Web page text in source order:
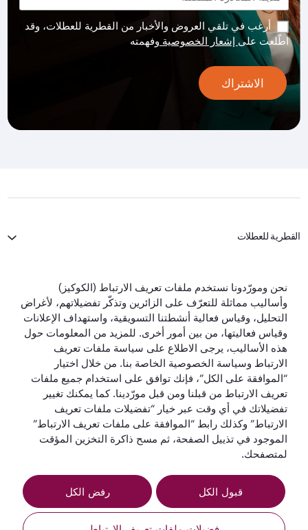
أرغب في تلقي العروض والأخبار من القطرية للعطلات، وقد
اطّلعت على إشعار الخصوصية وفهمته
الاشتراك
القطرية للعطلات
تواصل معنا
أفضل شركة طيران
في العالم
أفضل درجة رجال
أعمال في العالم
أفضل صالة لدرجة
رجال الأعمال في
العالم
أفضل شركة طيران
في الشرق الأوسط
والأحكام
سياسة ملفات تعريف
الارتباط
إشعار
الخصوصية
نحن ومورّدونا نستخدم ملفات تعريف الارتباط (الكوكيز)
وأساليب مماثلة للتعرّف على الزائرين وتذكّر تفضيلاتهم، لأغراض
التحليل، وقياس فعالية أنشطتنا التسويقية، واستهداف الإعلانات
وقياس فعاليتها، من بين أمور أخرى. للمزيد من المعلومات حول
هذه الأساليب، يرجى الاطلاع على سياسة ملفات تعريف
الارتباط وسياسة الخصوصية الخاصة بنا. من خلال اختيار
“الموافقة على الكل”، فإنك توافق على استخدام جميع ملفات
تعريف الارتباط من قبلنا ومن قبل مورّدينا. كما يمكنك تغيير
تفضيلاتك في أي وقت عبر خيار “تفضيلات ملفات تعريف
الارتباط” وكذلك رابط “الموافقة على ملفات تعريف الارتباط”
الموجود في تذييل الصفحة، ثم مسح ذاكرة التخزين المؤقت
لمتصفحك.
قبول الكل رفض الكل